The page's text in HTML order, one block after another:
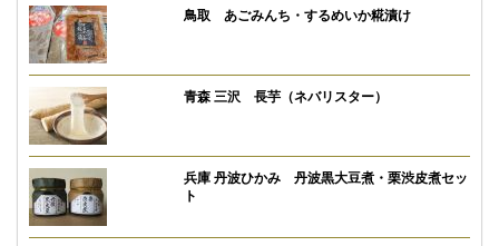
鳥取 あごみんち・するめいか糀漬け
青森 三沢 長芋（ネバリスター）
兵庫 丹波ひかみ 丹波黒大豆煮・栗渋皮煮セッ
ト